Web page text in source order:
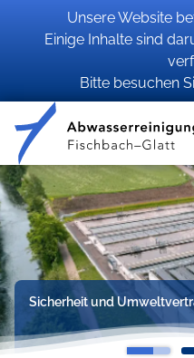
Unsere Website
Einige Inhalte sind
Bitte besuchen
Sicherheit und